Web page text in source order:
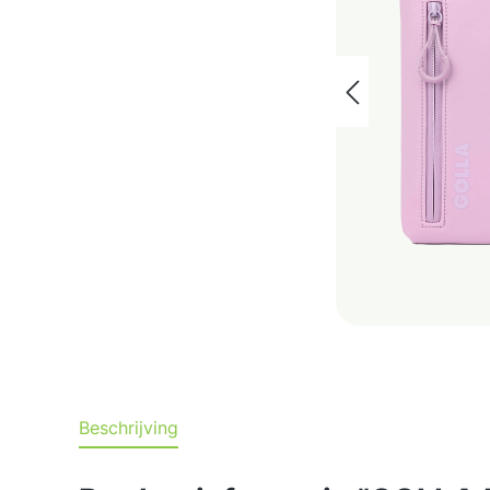
Beschrijving